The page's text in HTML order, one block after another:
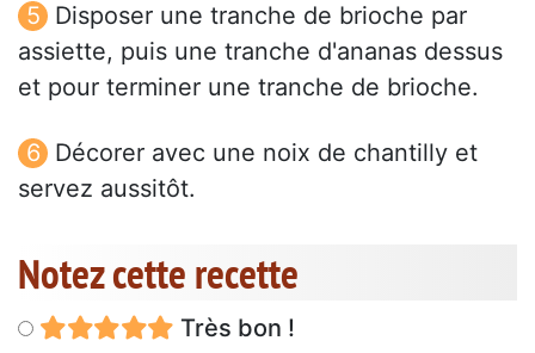
Disposer une tranche de brioche par
assiette, puis une tranche d'ananas dessus
et pour terminer une tranche de brioche.
Décorer avec une noix de chantilly et
servez aussitôt.
Notez cette recette
Très bon !